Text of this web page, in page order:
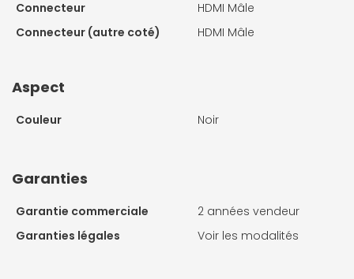
Connecteur
HDMI Mâle
Connecteur (autre coté)
HDMI Mâle
Aspect
Couleur Noir
Garanties
Garantie commerciale
2 années vendeur
Garanties légales
Voir les modalités